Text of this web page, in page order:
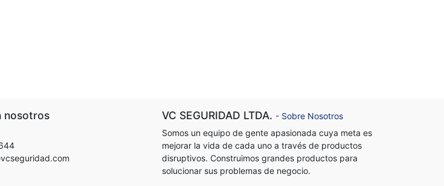
nosotros VC SEGURIDAD LTDA. - Sobre Nosotros
Somos un equipo de gente apasionada cuya meta es
mejorar la vida de cada uno a través de productos
disruptivos. Construimos grandes productos para
solucionar sus problemas de negocio.